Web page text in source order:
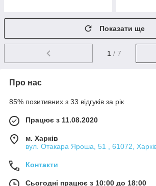
Показати ще
1 / 7
Про нас
85% позитивних з 33 відгуків за рік
Працює з 11.08.2020
м. Харків
вул. Отакара Яроша, 51 , 61072,
Контакти
Сьогодні працює з 10:00 до 18:00